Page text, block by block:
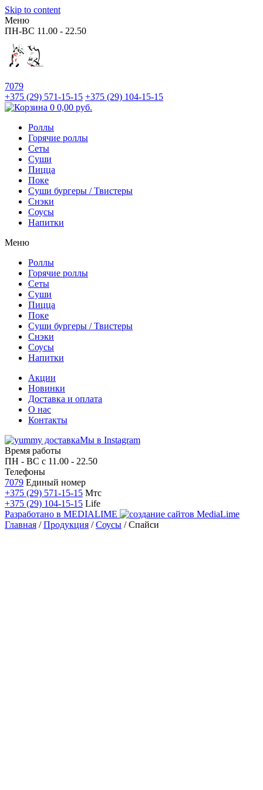
Skip to content
Меню
ПН-ВС 11.00 - 22.50
7079
+375 (29) 571-15-15 +375 (29) 104-15-15
0 0,00 руб.
Роллы
Горячие роллы
Сеты
Суши
Пицца
Поке
Суши бургеры / Твистеры
Снэки
Соусы
Напитки
Меню
Роллы
Горячие роллы
Сеты
Суши
Пицца
Поке
Суши бургеры / Твистеры
Снэки
Соусы
Напитки
Акции
Новинки
Доставка и оплата
О нас
Контакты
Мы в Instagram
Время работы
ПН - ВС с 11.00 - 22.50
Телефоны
7079 Единый номер
+375 (29) 571-15-15 Мтс
+375 (29) 104-15-15 Life
Разработано в MEDIALIME
Главная /Продукция /Соусы /Спайси